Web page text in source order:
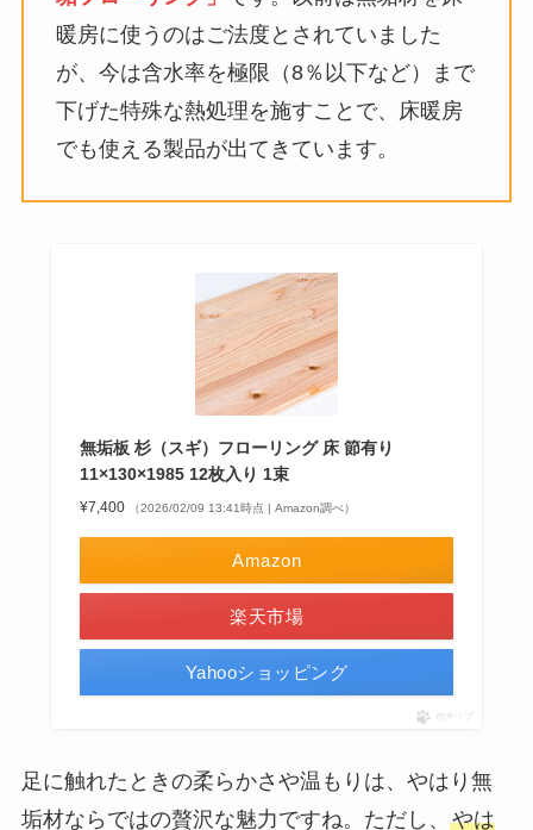
暖房に使うのはご法度とされていました
が、今は含水率を極限（8％以下など）まで
下げた特殊な熱処理を施すことで、床暖房
でも使える製品が出てきています。
無垢板 杉（スギ）フローリング 床 節有り
11×130×1985 12枚入り 1束
¥7,400 （2026/02/09 13:41時点 | Amazon調べ）
Amazon
楽天市場
Yahooショッピング
ポチップ
足に触れたときの柔らかさや温もりは、やはり無
垢材ならではの贅沢な魅力ですね。ただし、 やは